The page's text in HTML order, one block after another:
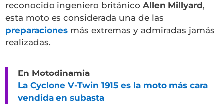
reconocido ingeniero británicoAllen Millyard,
esta moto es considerada una de las
preparaciones más extremas y admiradas jamás
realizadas.
En Motodinamia
La Cyclone V-Twin 1915 es la moto más cara
vendida en subasta